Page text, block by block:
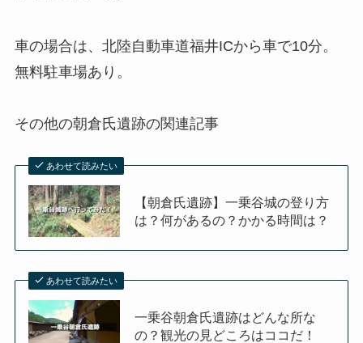
車の場合は、北陸自動車道福井ICから車で10分。
無料駐車場あり。
その他の朝倉氏遺跡の関連記事
あわせて読みたい
【朝倉氏遺跡】一乗谷城の登り方
は？何があるの？かかる時間は？
あわせて読みたい
一乗谷朝倉氏遺跡はどんな所な
の？観光の見どころはココだ！